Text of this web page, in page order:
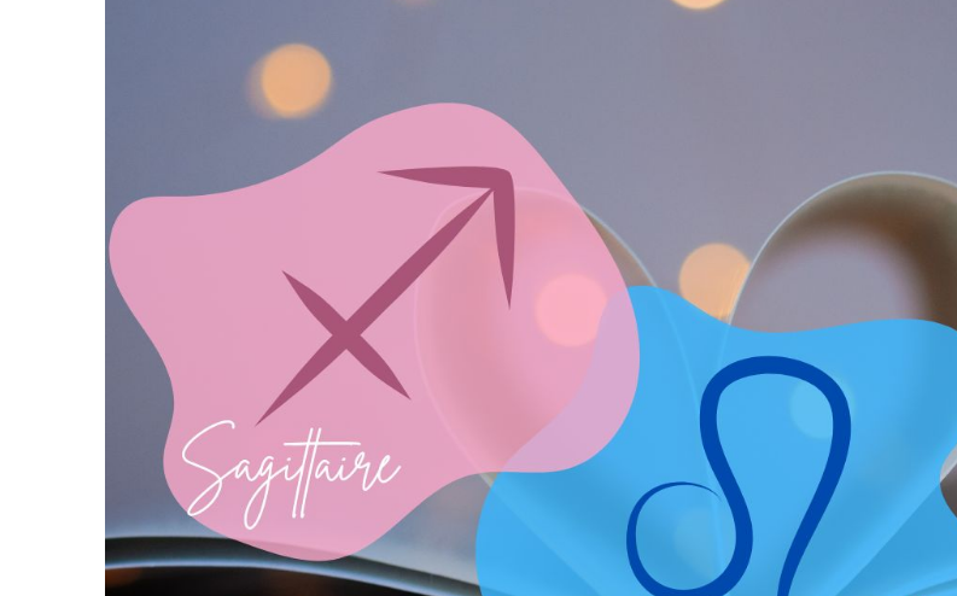
certains signes du zodiaque, mais peuvent avoir des difficultés avec d’autres. Enfin, les Sagittaires ont
chiffres chance qui peuvent les aider à réussir dans leur vie. Si vous êtes un Sagittaire ou si vous cherchez
leur personnalité et leurs besoins.